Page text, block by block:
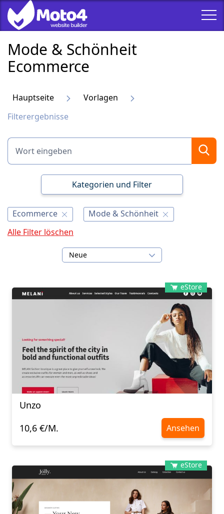
Mode & Schönheit
Ecommerce
Hauptseite
Vorlagen
Filterergebnisse
Kategorien und Filter
Ecommerce
Mode & Schönheit
Alle Filter löschen
Neue
eStore
Unzo
10,6 €/M.
Ansehen
eStore